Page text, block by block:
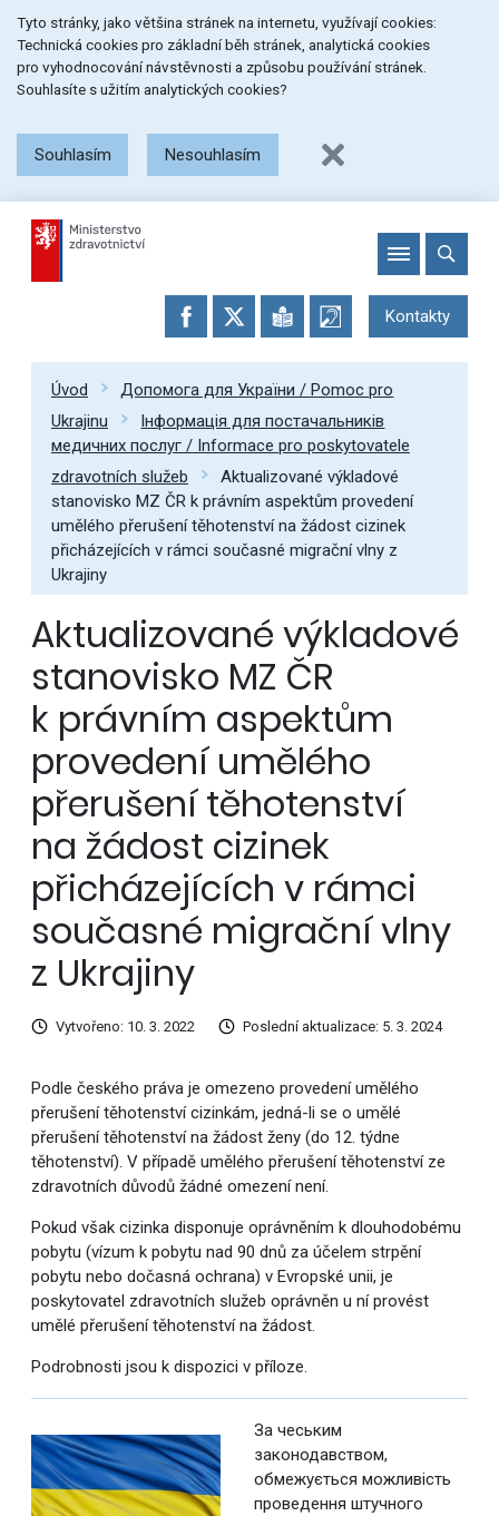
na
menu
na
obsah
na
patičku
stránky
Tyto stránky, jako většina stránek na internetu, využívají cookies:
Technická cookies pro základní běh stránek, analytická cookies
pro vyhodnocování návstěvnosti a způsobu používání stránek.
Souhlasíte s užitím analytických cookies?
Souhlasím Nesouhlasím
Kontakty
Úvod
Допомога для України / Pomoc pro
Ukrajinu
Інформація для постачальників
медичних послуг / Informace pro poskytovatele
zdravotních služeb
Aktualizované výkladové
stanovisko MZ ČR k právním aspektům provedení
umělého přerušení těhotenství na žádost cizinek
přicházejících v rámci současné migrační vlny z
Ukrajiny
Aktualizované výkladové
stanovisko MZ ČR
k právním aspektům
provedení umělého
přerušení těhotenství
na žádost cizinek
přicházejících v rámci
současné migrační vlny
z Ukrajiny
Vytvořeno: 10. 3. 2022 Poslední aktualizace: 5. 3. 2024
Podle českého práva je omezeno provedení umělého
přerušení těhotenství cizinkám, jedná-li se o umělé
přerušení těhotenství na žádost ženy (do 12. týdne
těhotenství). V případě umělého přerušení těhotenství ze
zdravotních důvodů žádné omezení není.
Pokud však cizinka disponuje oprávněním k dlouhodobému
pobytu (vízum k pobytu nad 90 dnů za účelem strpění
pobytu nebo dočasná ochrana) v Evropské unii, je
poskytovatel zdravotních služeb oprávněn u ní provést
umělé přerušení těhotenství na žádost.
Podrobnosti jsou k dispozici v příloze.
За чеським
законодавством,
обмежується можливість
проведення штучного